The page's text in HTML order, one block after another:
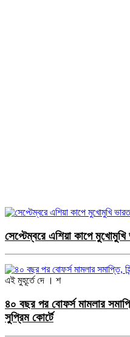
সেপ্টেম্বরে এশিয়া কাপে মুখোমুখি
এই মুহূর্তে দে । শ
‌৪০ বছর পর বোফর্স মামলার
সুপ্রিম কোর্টে